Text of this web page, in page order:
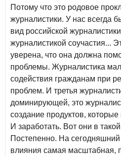
Потому что это родовое
журналистики. У нас всегда
вид российской
журналистикой соучастия...
уверена, что она должна
проблемы. Журналистика
содействия гражданам при
проблем. И третья
доминирующей, это
создание продуктов,
И заработать. Вот они в
Постепенно. На
влияния самая масштабная,